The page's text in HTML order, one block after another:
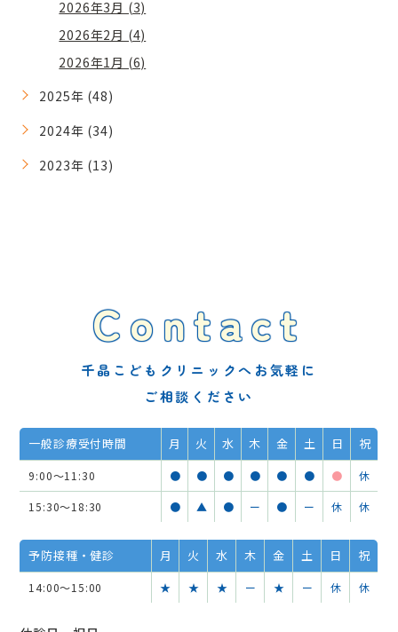
2026年3月 (3)
2026年2月 (4)
2026年1月 (6)
2025年 (48)
2024年 (34)
2023年 (13)
Contact
千晶こどもクリニックへお気軽に
ご相談ください
一般診療受付時間 月 火 水 木 金 土 日 祝
9:00～11:30 ● ● ● ● ● ● ● 休
15:30～18:30 ● ▲ ● ー ● ー 休 休
予防接種・健診 月 火 水 木 金 土 日 祝
14:00～15:00 ★ ★ ★ ー ★ ー 休 休